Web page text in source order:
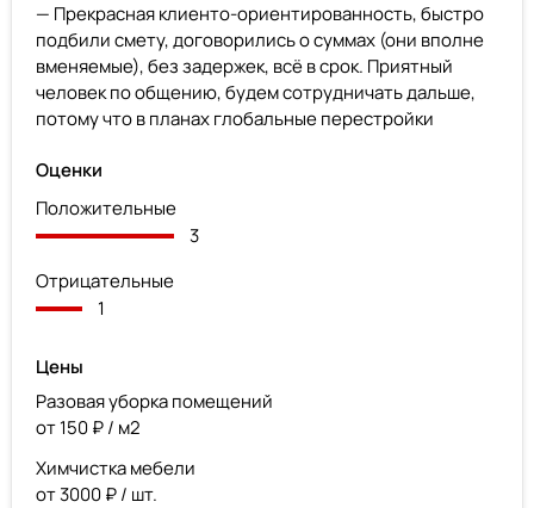
— Прекрасная клиенто-ориентированность, быстро
подбили смету, договорились о суммах (они вполне
вменяемые), без задержек, всё в срок. Приятный
человек по общению, будем сотрудничать дальше,
потому что в планах глобальные перестройки
Оценки
Положительные
3
Отрицательные
1
Цены
Разовая уборка помещений
от 150 ₽ / м2
Химчистка мебели
от 3000 ₽ / шт.